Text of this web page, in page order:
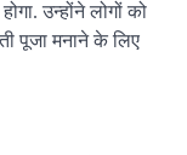
उन्होंने लोगों को
पूजा मनाने के लिए